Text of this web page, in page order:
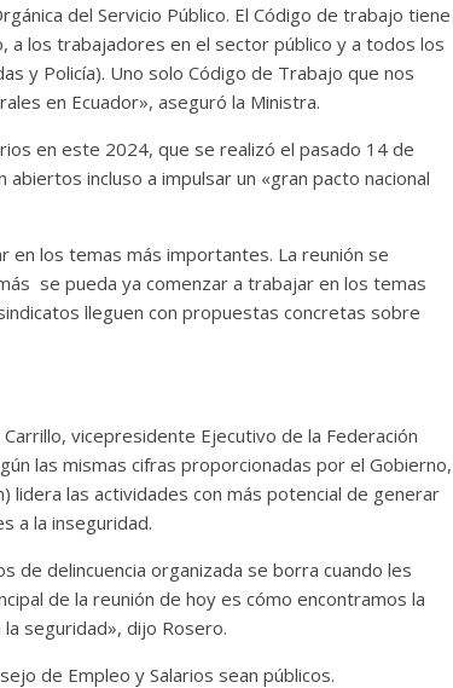
del Servicio Público. El Código de trabajo tiene
los trabajadores en el sector público y a todos los
y Policía). Uno solo Código de Trabajo que nos
en Ecuador», aseguró la Ministra.
en este 2024, que se realizó el pasado 14 de
incluso a impulsar un «gran pacto nacional
en los temas más importantes. La reunión se
se pueda ya comenzar a trabajar en los temas
lleguen con propuestas concretas sobre
vicepresidente Ejecutivo de la Federación
las mismas cifras proporcionadas por el Gobierno,
lidera las actividades con más potencial de generar
a la inseguridad.
de delincuencia organizada se borra cuando les
de la reunión de hoy es cómo encontramos la
seguridad», dijo Rosero.
de Empleo y Salarios sean públicos.